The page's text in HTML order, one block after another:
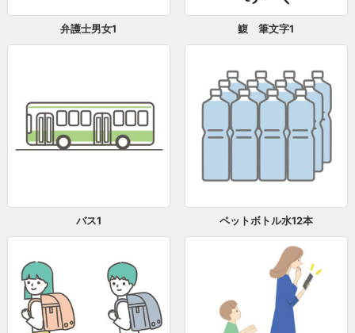
弁護士男女1 鰒 筆文字1
バス1 ペットボトル水12本